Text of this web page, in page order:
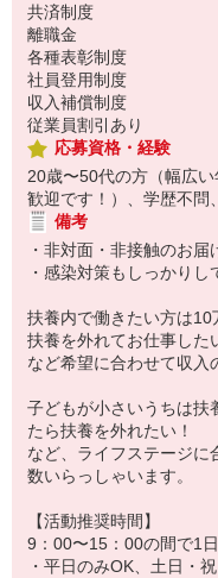
共済制度
離職金
各種表彰制度
社員登用制度
収入補償制度
従業員割引あり
応募資格・経験
20歳〜50代の方（幅広
歓迎です！）、学歴不問
備考
・非対面・非接触のお届
・感染対策もしっかりし
扶養内で働きたい方は10
扶養を外れてお仕事した
など希望に合わせて収入
子どもが小さいうちは扶
たら扶養を外れたい！
など、ライフステージに
数いらっしゃいます。
【活動推奨時間】
9：00〜15：00の間で1
・平日のみOK、土日・